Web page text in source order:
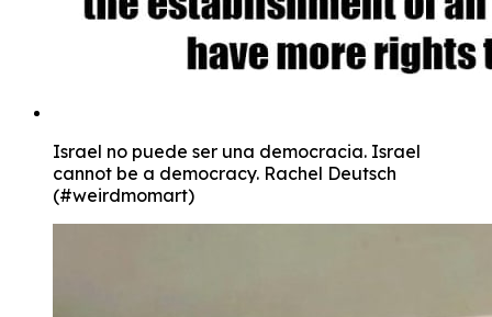
Israel no puede ser una democracia. Israel
cannot be a democracy. Rachel Deutsch
(#weirdmomart)